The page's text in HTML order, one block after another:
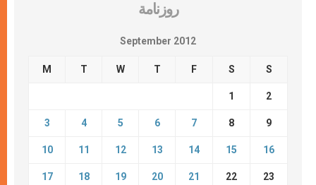
روزنامة
September 2012
M T W T F S S
1 2
3 4 5 6 7 8 9
10 11 12 13 14 15 16
17 18 19 20 21 22 23